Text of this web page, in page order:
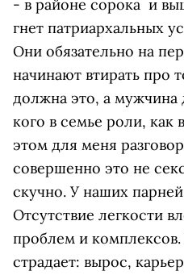
- в районе сорока и
гнет патриархальных
Они обязательно на
начинают втирать про
должна это, а мужчина
кого в семье роли, как
этом для меня
совершенно это не
скучно. У наших
Отсутствие легкости
проблем и комплексов.
страдает: вырос,